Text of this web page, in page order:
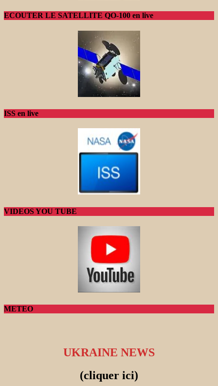
ECOUTER LE SATELLITE QO-100 en live
ISS en live
VIDEOS YOU TUBE
METEO
UKRAINE NEWS
(cliquer ici)